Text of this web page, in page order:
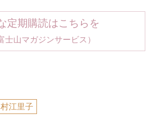
定期購読はこちらを
山マガジンサービス）
江里子